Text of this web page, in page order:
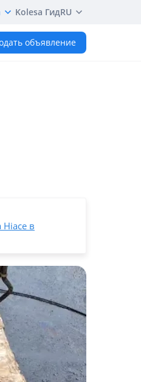
Kolesa ГидRU
объявление
Hiace в